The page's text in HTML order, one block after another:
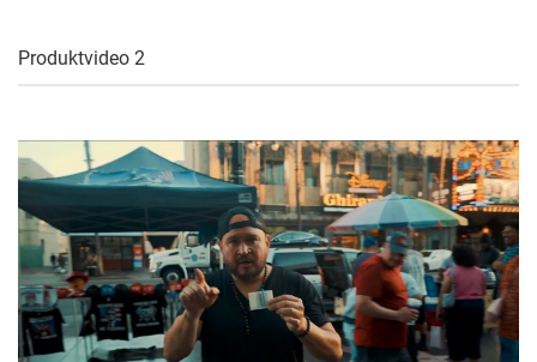
Produktvideo 2